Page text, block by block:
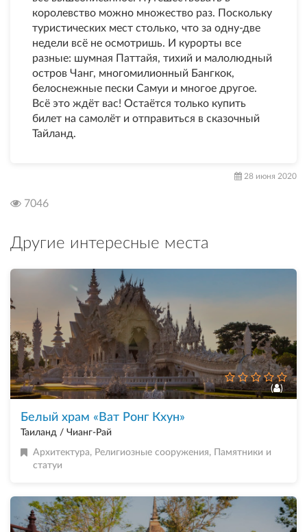
королевство можно множество раз. Поскольку
туристических мест столько, что за одну-две
недели всё не осмотришь. И курорты все
разные: шумная Паттайя, тихий и малолюдный
остров Чанг, многомилионный Бангкок,
белоснежные пески Самуи и многое другое.
Всё это ждёт вас! Остаётся только купить
билет на самолёт и отправиться в сказочный
Тайланд.
28 июня 2020
7046
Другие интересные места
( )
Белый храм «Ват Ронг Кхун»
Таиланд / Чианг-Рай
Архитектура, Религиозные сооружения,
Памятники и
статуи